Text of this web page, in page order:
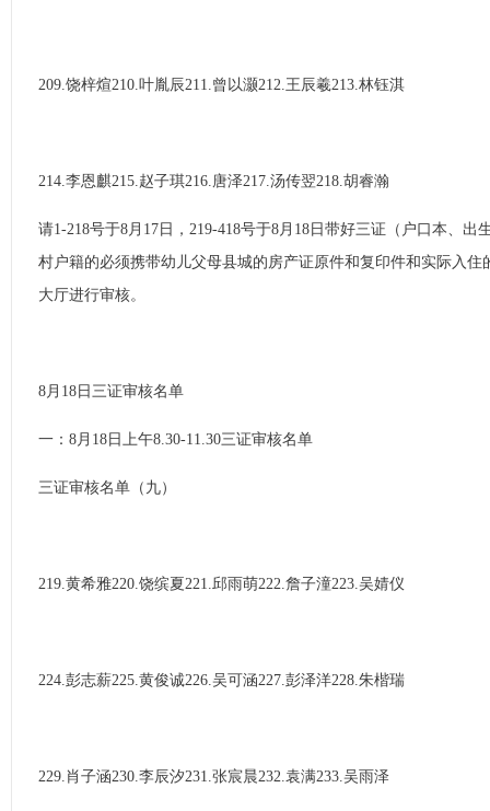
209.饶梓煊210.叶胤辰211.曾以灏212.王辰羲213.林钰淇
214.李恩麒215.赵子琪216.唐泽217.汤传翌218.胡睿瀚
请1-218号于8月17日，219-418号于8月18日带好三证（户口本、出
村户籍的必须携带幼儿父母县城的房产证原件和复印件和实际入住
大厅进行审核。
8月18日三证审核名单
一：8月18日上午8.30-11.30三证审核名单
三证审核名单（九）
219.黄希雅220.饶缤夏221.邱雨萌222.詹子潼223.吴婧仪
224.彭志薪225.黄俊诚226.吴可涵227.彭泽洋228.朱楷瑞
229.肖子涵230.李辰汐231.张宸晨232.袁满233.吴雨泽